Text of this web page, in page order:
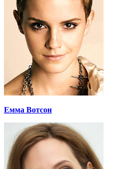
Емма Вотсон